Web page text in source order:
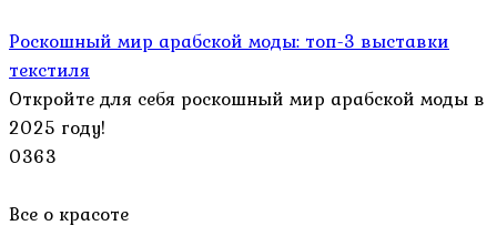
Роскошный мир арабской моды: топ-3 выставки
текстиля
Откройте для себя роскошный мир арабской моды в
2025 году!
0363
Все о красоте